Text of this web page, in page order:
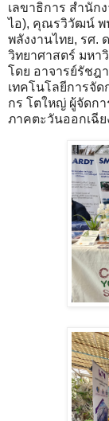
เลขาธิการ สำนัก
ไอ), คุณรวิวัฒน์ พ
พลังงานไทย, รศ.
วิทยาศาสตร์ มหา
โดย อาจารย์รัชฎ
เทคโนโลยีการจั
กร โตใหญ่ ผู้จัดก
ภาคตะวันออกเฉี